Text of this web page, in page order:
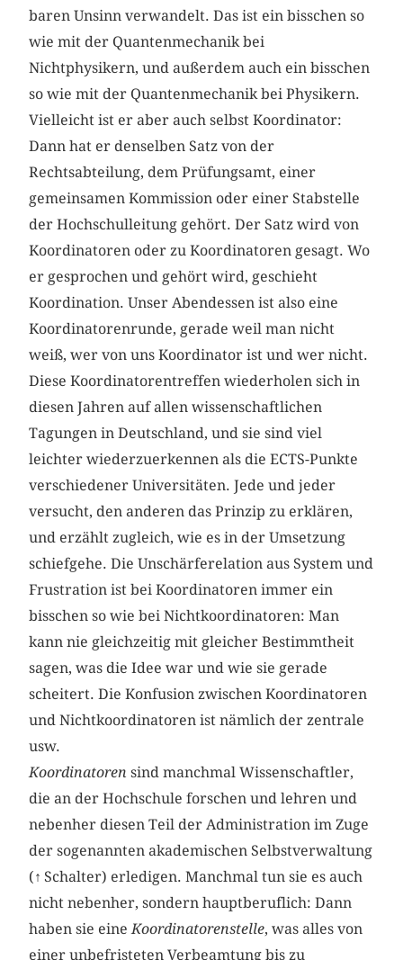
baren Unsinn verwandelt. Das ist ein bisschen so
wie mit der Quantenmechanik bei
Nichtphysikern, und außerdem auch ein bisschen
so wie mit der Quantenmechanik bei Physikern.
Vielleicht ist er aber auch selbst Koordinator:
Dann hat er denselben Satz von der
Rechtsabteilung, dem Prüfungsamt, einer
gemeinsamen Kommission oder einer Stabstelle
der Hochschulleitung gehört. Der Satz wird von
Koordinatoren oder zu Koordinatoren gesagt. Wo
er gesprochen und gehört wird, geschieht
Koordination. Unser Abendessen ist also eine
Koordinatorenrunde, gerade weil man nicht
weiß, wer von uns Koordinator ist und wer nicht.
Diese Koordinatorentreffen wiederholen sich in
diesen Jahren auf allen wissenschaftlichen
Tagungen in Deutschland, und sie sind viel
leichter wiederzuerkennen als die ECTS-Punkte
verschiedener Universitäten. Jede und jeder
versucht, den anderen das Prinzip zu erklären,
und erzählt zugleich, wie es in der Umsetzung
schiefgehe. Die Unschärferelation aus System und
Frustration ist bei Koordinatoren immer ein
bisschen so wie bei Nichtkoordinatoren: Man
kann nie gleichzeitig mit gleicher Bestimmtheit
sagen, was die Idee war und wie sie gerade
scheitert. Die Konfusion zwischen Koordinatoren
und Nichtkoordinatoren ist nämlich der zentrale
usw.
Koordinatorensind manchmal Wissenschaftler,
die an der Hochschule forschen und lehren und
nebenher diesen Teil der Administration im Zuge
der sogenannten akademischen Selbstverwaltung
(↑Schalter) erledigen. Manchmal tun sie es auch
nicht nebenher, sondern hauptberuflich: Dann
haben sie eineKoordinatorenstelle, was alles von
einer unbefristeten Verbeamtung bis zu